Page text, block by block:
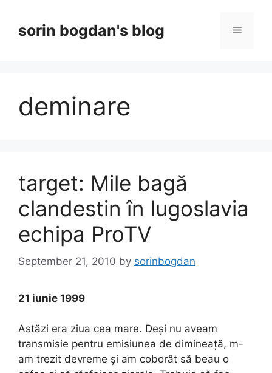
contentsorin bogdan's blog Menu
deminare
target: Mile bagă
clandestin în Iugoslavia
echipa ProTV
September 21, 2010 by sorinbogdan
21 iunie 1999
Astăzi era ziua cea mare. Deși nu aveam
transmisie pentru emisiunea de dimineață, m-
am trezit devreme și am coborât să beau o